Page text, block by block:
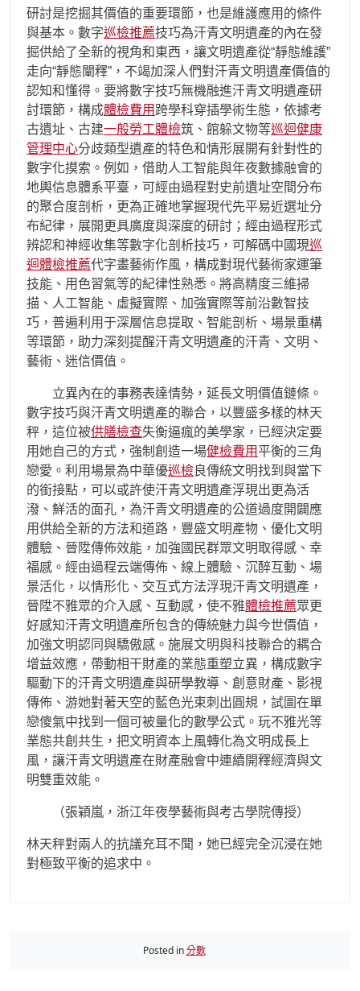
研討是挖掘其價值的重要環節，也是維護應用的條件
與基本。數字巡檢推薦技巧為汗青文明遺產的內在發
掘供給了全新的視角和東西，讓文明遺產從“靜態維護”
走向“靜態闡釋”，不竭加深人們對汗青文明遺產價值的
認知和懂得。要將數字技巧無機融進汗青文明遺產研
討環節，構成體檢費用 跨學科穿插學術生態，依據考
古遺址、古建一般勞工體檢筑、館躲文物等巡迴健康
管理中心分歧類型遺產的特色和情形展開有針對性的
數字化摸索。例如，借助人工智能與年夜數據融會的
地輿信息體系平臺，可經由過程對史前遺址空間分布
的聚合度剖析，更為正確地掌握現代先平易近選址分
布紀律，展開更具廣度與深度的研討；經由過程形式
辨認和神經收集等數字化剖析技巧，可解碼中國現巡
迴體檢推薦代字畫藝術作風，構成對現代藝術家運筆
技能、用色習氣等的紀律性熟悉。將高精度三維掃
描、人工智能、虛擬實際、加強實際等前沿數智技
巧，普遍利用于深層信息提取、智能剖析、場景重構
等環節，助力深刻提醒汗青文明遺產的汗青、文明、
藝術、迷信價值。
立異內在的事務表達情勢，延長文明價值鏈條。
數字技巧與汗青文明遺產的聯合，以豐盛多樣的林天
秤，這位被供膳檢查失衡逼瘋的美學家，已經決定要
用她自己的方式，強制創造一場健檢費用平衡的三角
戀愛。利用場景為中華優巡檢 良傳統文明找到與當下
的銜接點，可以或許使汗青文明遺產浮現出更為活
潑、鮮活的面孔，為汗青文明遺產的公道過度開闢應
用供給全新的方法和道路，豐盛文明產物、優化文明
體驗、晉陞傳佈效能，加強國民群眾文明取得感、幸
福感。經由過程云端傳佈、線上體驗、沉醉互動、場
景活化，以情形化、交互式方法浮現汗青文明遺產，
晉陞不雅眾的介入感、互動感，使不雅體檢推薦眾更
好感知汗青文明遺產所包含的傳統魅力與今世價值，
加強文明認同與驕傲感。施展文明與科技聯合的耦合
增益效應，帶動相干財產的業態重塑立異，構成數字
驅動下的汗青文明遺產與研學教導、創意財產、影視
傳佈、游她對著天空的藍色光束刺出圓規，試圖在單
戀傻氣中找到一個可被量化的數學公式。玩不雅光等
業態共創共生，把文明資本上風轉化為文明成長上
風，讓汗青文明遺產在財產融會中連續開釋經濟與文
明雙重效能。
（張穎嵐， 浙江年夜學藝術與考古學院傳授）
林天秤對兩人的抗議充耳不聞，她已經完全沉浸在她
對極致平衡的追求中。
Posted in分數